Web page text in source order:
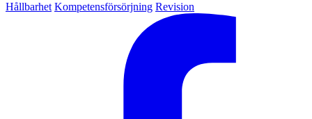
Hållbarhet Kompetensförsörjning Revision